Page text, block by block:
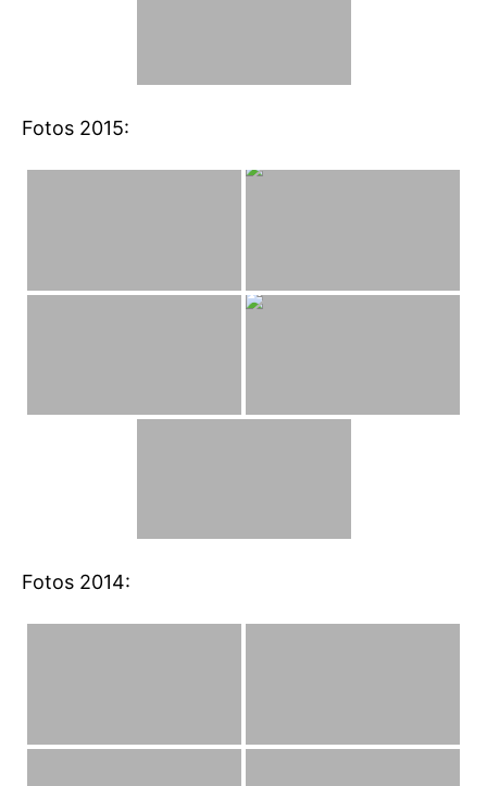
Fotos 2015:
Fotos 2014: